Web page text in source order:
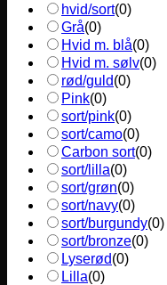
hvid/sort(0)
Grå(0)
Hvid m. blå(0)
Hvid m. sølv(0)
rød/guld(0)
Pink(0)
sort/pink(0)
sort/camo(0)
Carbon sort(0)
sort/lilla(0)
sort/grøn(0)
sort/navy(0)
sort/burgundy(0)
sort/bronze(0)
Lyserød(0)
Lilla(0)